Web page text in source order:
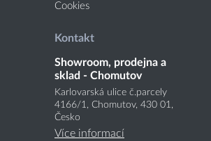
Cookies
Kontakt
Showroom, prodejna a
sklad - Chomutov
Karlovarská ulice č.parcely
4166/1, Chomutov, 430 01,
Česko
Více informací